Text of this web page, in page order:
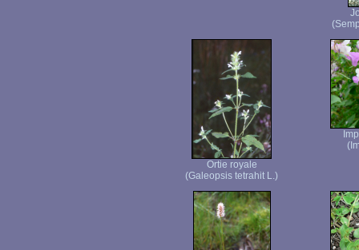
Ortie royale
(Galeopsis tetrahit L.)